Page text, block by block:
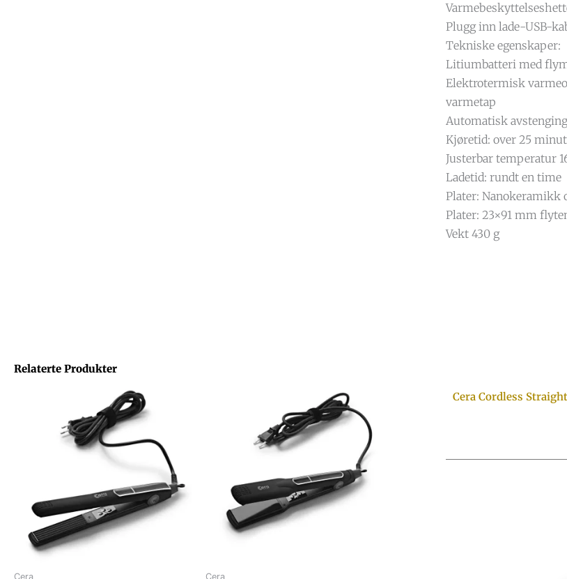
Plugg inn lade-USB-
Tekniske egenskaper:
Litiumbatteri med
Elektrotermisk
varmetap
Automatisk
Kjøretid: over 25
Justerbar temperatur
Ladetid: rundt en time
Plater: Nanokeramikk
Plater: 23×91 mm
Vekt 430 g
Relaterte Produkter
Cera Cera
Cera Cordless